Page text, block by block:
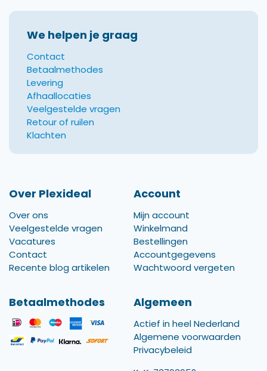
We helpen je graag
Contact
Betaalmethodes
Levering
Afhaallocaties
Veelgestelde vragen
Retour of ruilen
Klachten
Over Plexideal
Over ons
Veelgestelde vragen
Vacatures
Contact
Recente blog artikelen
Account
Mijn account
Winkelmand
Bestellingen
Accountgegevens
Wachtwoord vergeten
Betaalmethodes Algemeen
Actief in heel Nederland
Algemene voorwaarden
Privacybeleid